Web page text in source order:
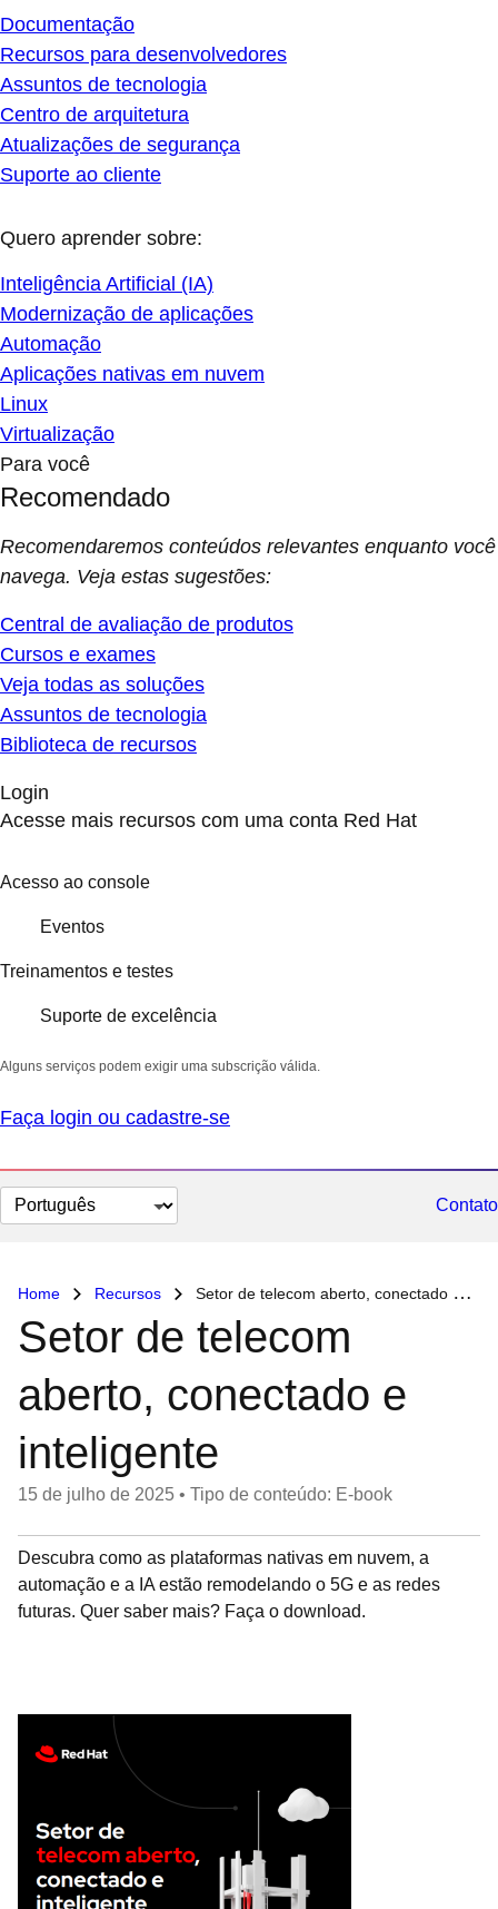
Documentação
Recursos para desenvolvedores
Assuntos de tecnologia
Centro de arquitetura
Atualizações de segurança
Suporte ao cliente
Quero aprender sobre:
Inteligência Artificial (IA)
Modernização de aplicações
Automação
Aplicações nativas em nuvem
Linux
Virtualização
Para você
Recomendado
Recomendaremos conteúdos relevantes enquanto você
navega. Veja estas sugestões:
Central de avaliação de produtos
Cursos e exames
Veja todas as soluções
Assuntos de tecnologia
Biblioteca de recursos
Login
Acesse mais recursos com uma conta Red Hat
Acesso ao console
Eventos
Treinamentos e testes
Suporte de excelência
Alguns serviços podem exigir uma subscrição válida.
Faça login ou cadastre-se
Selecionar
idioma
Contato
Home Recursos Setor de telecom aberto, conectado e inteligente
Setor de telecom
aberto, conectado e
inteligente
15 de julho de 2025 • Tipo de conteúdo: E-book
Descubra como as plataformas nativas em nuvem, a
automação e a IA estão remodelando o 5G e as redes
futuras. Quer saber mais? Faça o download.